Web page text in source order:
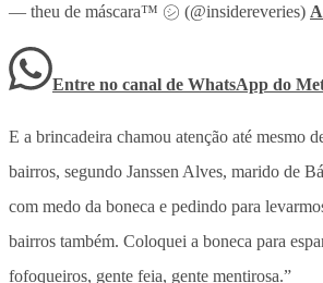
— theu de máscara™ ㋛ (@insidereveries)
Entre no canal de WhatsApp do
E a brincadeira chamou atenção até mesmo
bairros, segundo Janssen Alves, marido de
com medo da boneca e pedindo para
bairros também. Coloquei a boneca para
fofoqueiros, gente feia, gente mentirosa.”